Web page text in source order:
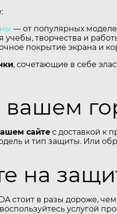
— от популярных
учебы, творчества и
покрытие экрана и
, сочетающие в себе
вашем
сайте с доставкой к
и тип защиты. Или
на
стоит в разы дороже,
услугой